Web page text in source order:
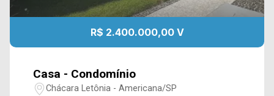
R$ 2.400.000,00 V
Casa - Condomínio
Chácara Letônia - Americana/SP